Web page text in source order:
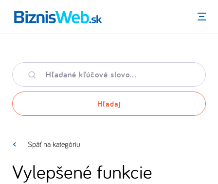
Menu
Hľadané
kľúčové
slovo
Hľadaj
Späť na kategóriu
Vylepšené funkcie